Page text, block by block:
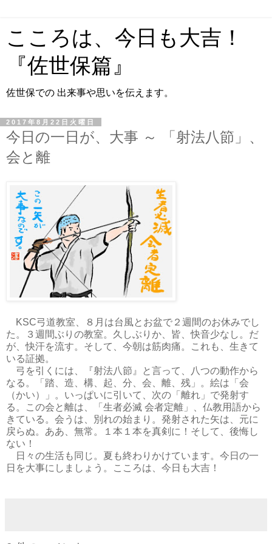
こころは、今日も大吉！
『佐世保篇』
佐世保での 出来事や思いを伝えます。
2017年8月22日火曜日
今日の一日が、大事 ～ 「射法八節」、
会と離
KSC弓道教室、８月は台風とお盆で２週間のお休みでし
た。３週間ぶりの教室。久しぶりか、皆、快音少なし。だ
が、快汗を流す。そして、今朝は筋肉痛。これも、生きて
いる証拠。
弓を引くには、『射法八節』と言って、八つの動作から
なる。「踏、造、構、起、分、会、離、残」。絵は「会
（かい）」。いっぱいに引いて、次の「離れ」で発射す
る。この会と離は、「生者必滅 会者定離」、仏教用語から
きている。会うは、別れの始まり。発射された矢は、元に
戻らぬ。ああ、無常。１本１本を真剣に！そして、後悔し
ない！
日々の生活も同じ。夏も終わりかけています。今日の一
日を大事にしましょう。こころは、今日も大吉！